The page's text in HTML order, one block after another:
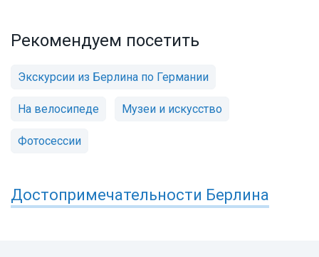
Рекомендуем посетить
Экскурсии из Берлина по Германии
На велосипеде Музеи и искусство
Фотосессии
Достопримечательности Берлина